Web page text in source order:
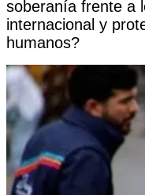
soberanía frente a
internacional y
humanos?